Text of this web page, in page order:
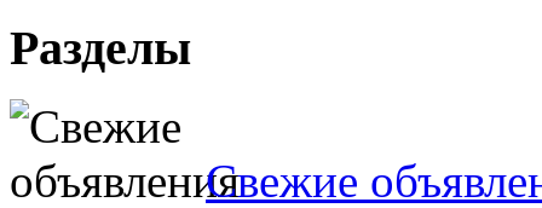
Разделы
Свежие